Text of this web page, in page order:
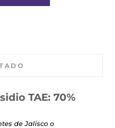
TAE: 70%
de Jalisco o